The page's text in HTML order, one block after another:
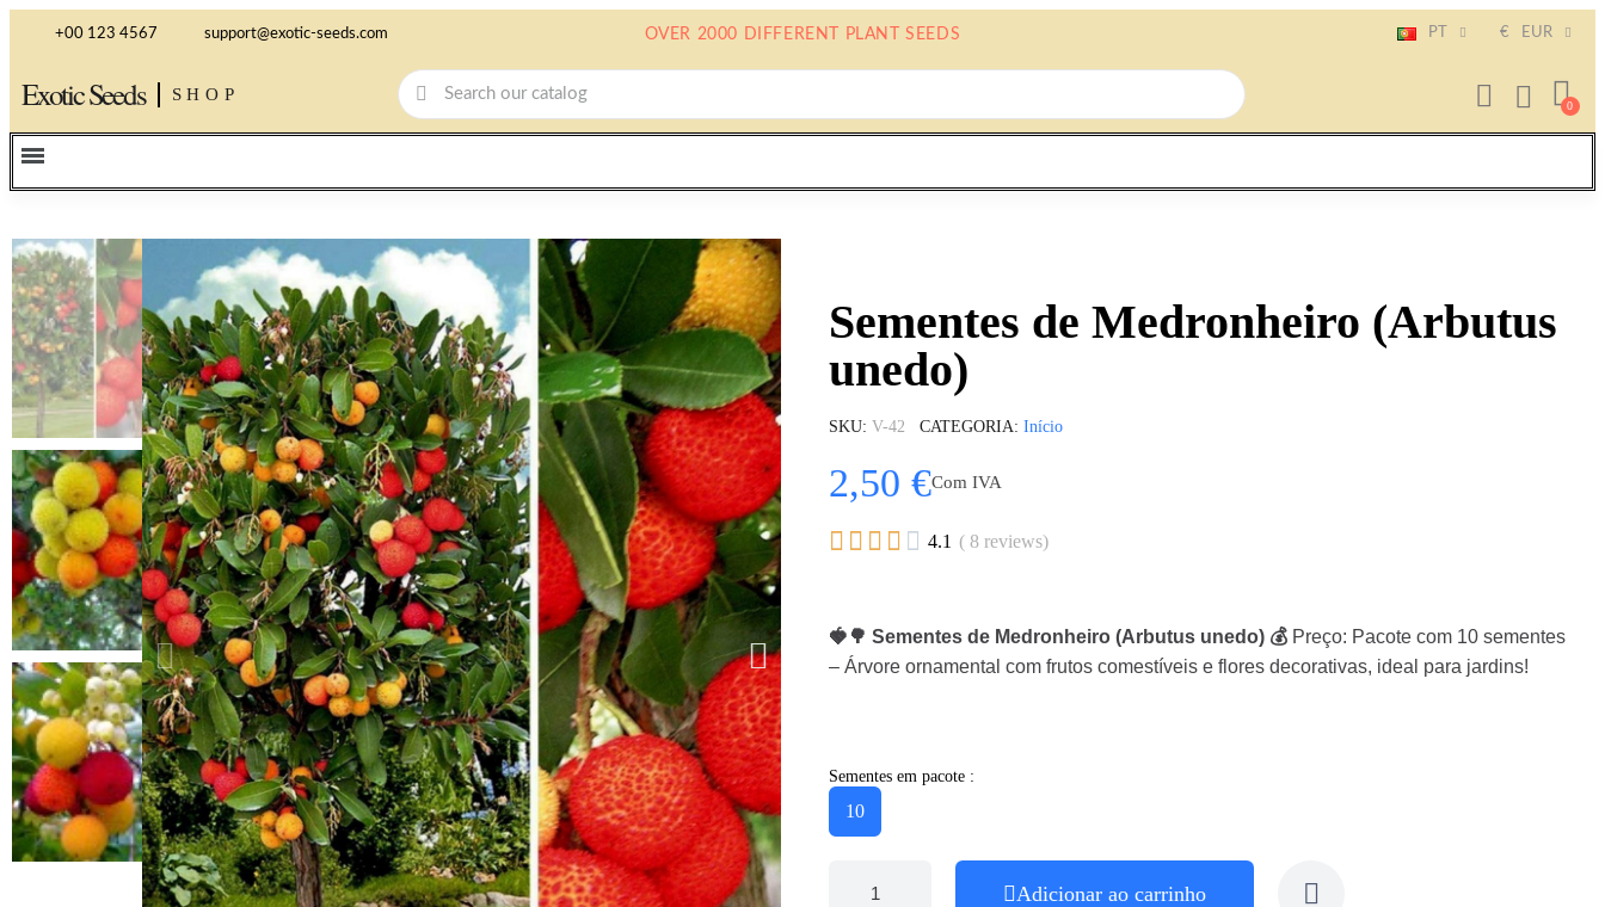
+00 123 4567 support@exotic-seeds.com OVER 2000 DIFFERENT PLANT SEEDS PT € EUR
Exotic Seeds SHOP
Sementes de Medronheiro (Arbutus
unedo)
SKU V-42 CATEGORIA Início
2,50 €Com IVA
     4.1 ( 8 reviews)
🍓🌳 Sementes de Medronheiro (Arbutus unedo) 💰 Preço: Pacote com 10 sementes
– Árvore ornamental com frutos comestíveis e flores decorativas, ideal para jardins!
Sementes em pacote :
10
Adicionar ao carrinho